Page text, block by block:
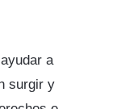
a
surgir y